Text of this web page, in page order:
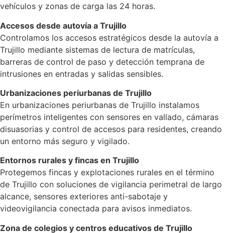
vehículos y zonas de carga las 24 horas.
Accesos desde autovía a Trujillo
Controlamos los accesos estratégicos desde la autovía a
Trujillo mediante sistemas de lectura de matrículas,
barreras de control de paso y detección temprana de
intrusiones en entradas y salidas sensibles.
Urbanizaciones periurbanas de Trujillo
En urbanizaciones periurbanas de Trujillo instalamos
perímetros inteligentes con sensores en vallado, cámaras
disuasorias y control de accesos para residentes, creando
un entorno más seguro y vigilado.
Entornos rurales y fincas en Trujillo
Protegemos fincas y explotaciones rurales en el término
de Trujillo con soluciones de vigilancia perimetral de largo
alcance, sensores exteriores anti-sabotaje y
videovigilancia conectada para avisos inmediatos.
Zona de colegios y centros educativos de Trujillo